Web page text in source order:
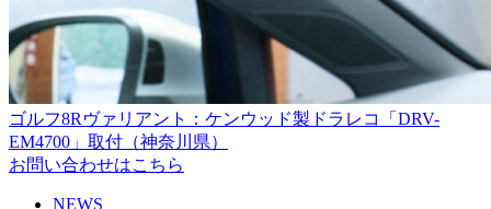
ゴルフ8Rヴァリアント：ケンウッド製ドラレコ「DRV-
EM4700」取付（神奈川県）
お問い合わせはこちら
NEWS